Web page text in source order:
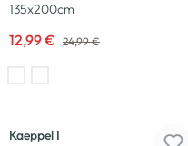
135x200cm
12,99 € 24,99 €
Kaeppel I